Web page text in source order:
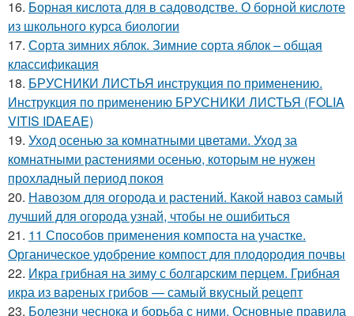
16. Борная кислота для в садоводстве. О борной кислоте
из школьного курса биологии
17. Сорта зимних яблок. Зимние сорта яблок – общая
классификация
18. БРУСНИКИ ЛИСТЬЯ инструкция по применению.
Инструкция по применению БРУСНИКИ ЛИСТЬЯ (FOLIA
VITIS IDAEAE)
19. Уход осенью за комнатными цветами. Уход за
комнатными растениями осенью, которым не нужен
прохладный период покоя
20. Навозом для огорода и растений. Какой навоз самый
лучший для огорода узнай, чтобы не ошибиться
21. 11 Способов применения компоста на участке.
Органическое удобрение компост для плодородия почвы
22. Икра грибная на зиму с болгарским перцем. Грибная
икра из вареных грибов — самый вкусный рецепт
23. Болезни чеснока и борьба с ними. Основные правила